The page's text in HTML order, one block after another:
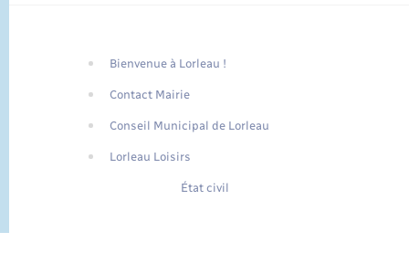
Traduction du
FR
Bienvenue à Lorleau !
Contact Mairie
Conseil Municipal de Lorleau
Lorleau Loisirs
État civil